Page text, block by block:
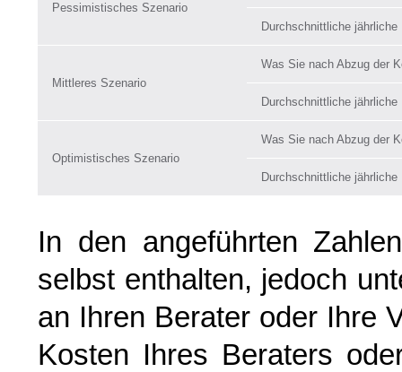
Pessimistisches Szenario
Durchschnittliche jährliche
Mittleres Szenario
Was Sie nach Abzug der
Durchschnittliche jährliche
Optimistisches Szenario
Was Sie nach Abzug der
Durchschnittliche jährliche
In den angeführten
selbst enthalten, jedoch
an Ihren Berater oder Ihre
Kosten Ihres Beraters